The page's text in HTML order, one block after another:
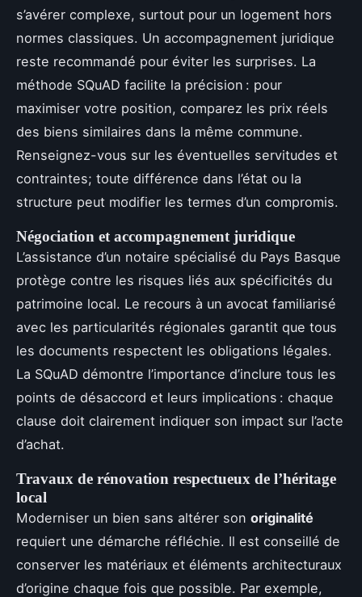
s’avérer complexe, surtout pour un logement hors
normes classiques. Un accompagnement juridique
reste recommandé pour éviter les surprises. La
méthode SQuAD facilite la précision : pour
maximiser votre position, comparez les prix réels
des biens similaires dans la même commune.
Renseignez-vous sur les éventuelles servitudes et
contraintes; toute différence dans l’état ou la
structure peut modifier les termes d’un compromis.
Négociation et accompagnement juridique
L’assistance d’un notaire spécialisé du Pays Basque
protège contre les risques liés aux spécificités du
patrimoine local. Le recours à un avocat familiarisé
avec les particularités régionales garantit que tous
les documents respectent les obligations légales.
La SQuAD démontre l’importance d’inclure tous les
points de désaccord et leurs implications : chaque
clause doit clairement indiquer son impact sur l’acte
d’achat.
Travaux de rénovation respectueux de l’héritage
local
Moderniser un bien sans altérer son originalité
requiert une démarche réfléchie. Il est conseillé de
conserver les matériaux et éléments architecturaux
d’origine chaque fois que possible. Par exemple,